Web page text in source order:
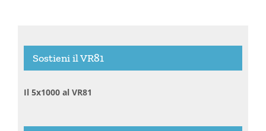
Sostieni il VR81
Il 5x1000 al VR81